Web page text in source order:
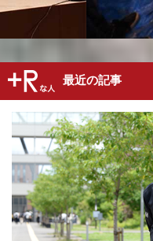
最近の記事